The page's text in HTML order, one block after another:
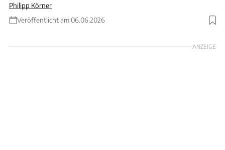
Philipp Körner
Veröffentlicht am 06.06.2026
Foto: Emmanuele Ciancaglini/Ciancaphoto Studio/Getty Images
ANZEIGE